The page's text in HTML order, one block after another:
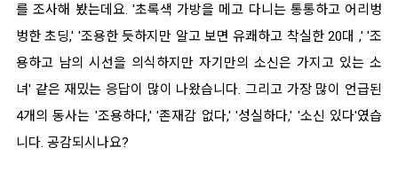
를 조사해 봤는데요. '초록색 가방을 메고 다니는 통통하고 어리벙
벙한 초딩,' '조용한 듯하지만 알고 보면 유쾌하고 착실한 20대 ,' '조
용하고 남의 시선을 의식하지만 자기만의 소신은 가지고 있는 소
녀' 같은 재밌는 응답이 많이 나왔습니다. 그리고 가장 많이 언급된
4개의 동사는 '조용하다,' '존재감 없다,' '성실하다,' '소신 있다'였습
니다. 공감되시나요?